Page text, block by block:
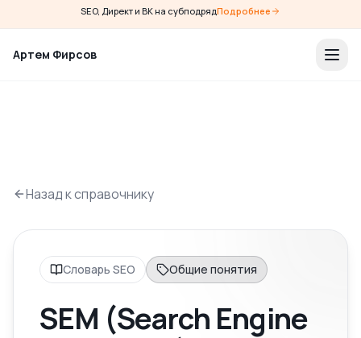
SEO, Директ и ВК на субподрядПодробнее
Артем Фирсов
Назад к справочнику
Словарь SEO Общие понятия
SEM (Search Engine